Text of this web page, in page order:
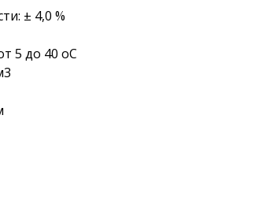
± 4,0 %
5 до 40 оС